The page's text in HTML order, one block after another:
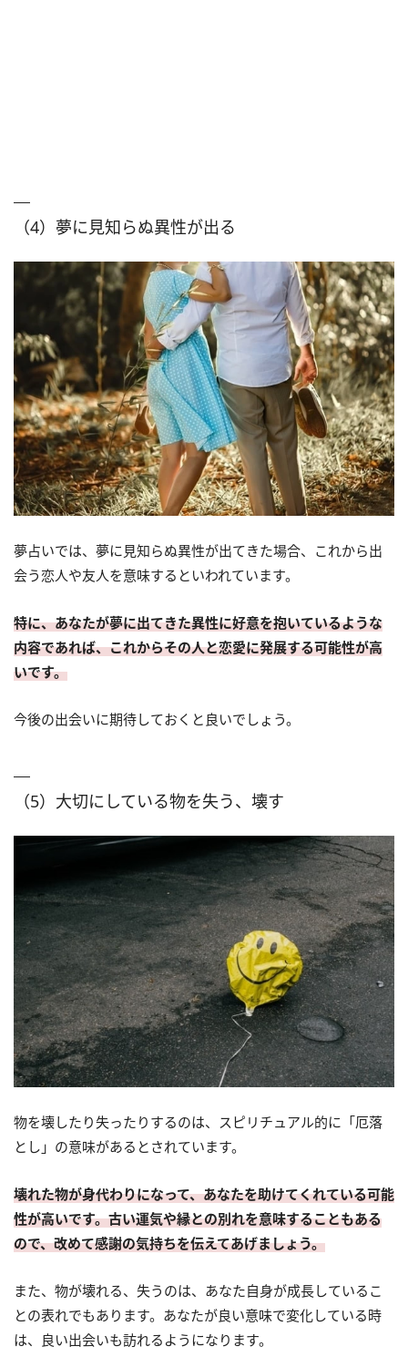
（4）夢に見知らぬ異性が出る
夢占いでは、夢に見知らぬ異性が出てきた場合、これから出
会う恋人や友人を意味するといわれています。
特に、あなたが夢に出てきた異性に好意を抱いているような
内容であれば、これからその人と恋愛に発展する可能性が高
いです。
今後の出会いに期待しておくと良いでしょう。
（5）大切にしている物を失う、壊す
物を壊したり失ったりするのは、スピリチュアル的に「厄落
とし」の意味があるとされています。
壊れた物が身代わりになって、あなたを助けてくれている可能
性が高いです。古い運気や縁との別れを意味することもある
ので、改めて感謝の気持ちを伝えてあげましょう。
また、物が壊れる、失うのは、あなた自身が成長しているこ
との表れでもあります。あなたが良い意味で変化している時
は、良い出会いも訪れるようになります。